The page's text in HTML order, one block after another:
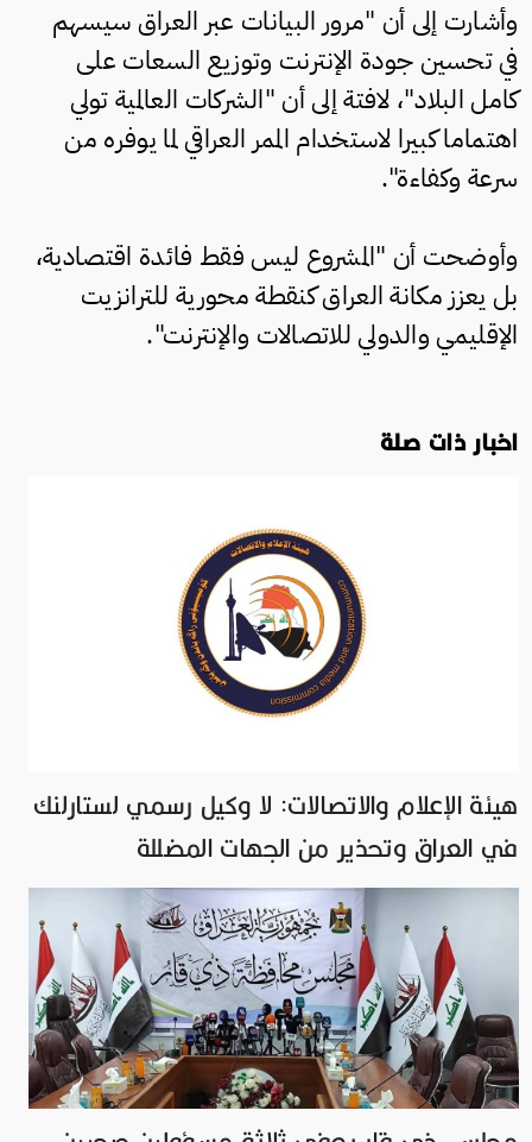
وأشارت إلى أن "مرور البيانات عبر العراق سيسهم
في تحسين جودة الإنترنت وتوزيع السعات على
كامل البلاد"، لافتة إلى أن "الشركات العالمية تولي
اهتماما كبيرا لاستخدام الممر العراقي لما يوفره من
سرعة وكفاءة".
وأوضحت أن "المشروع ليس فقط فائدة اقتصادية،
بل يعزز مكانة العراق كنقطة محورية للترانزيت
الإقليمي والدولي للاتصالات والإنترنت".
اخبار ذات صلة
هيئة الإعلام والاتصالات: لا وكيل رسمي لستارلنك
في العراق وتحذير من الجهات المضللة